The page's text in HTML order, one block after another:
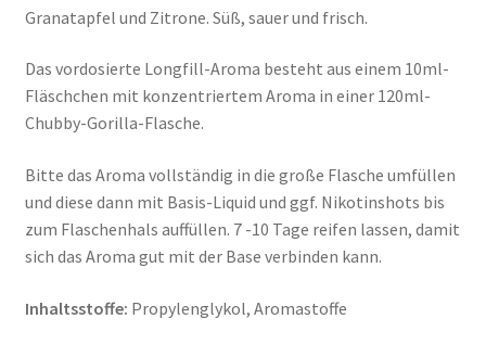
Granatapfel und Zitrone. Süß, sauer und frisch.
Das vordosierte Longfill-Aroma besteht aus einem 10ml-
Fläschchen mit konzentriertem Aroma in einer 120ml-
Chubby-Gorilla-Flasche.
Bitte das Aroma vollständig in die große Flasche umfüllen
und diese dann mit Basis-Liquid und ggf. Nikotinshots bis
zum Flaschenhals auffüllen. 7 -10 Tage reifen lassen, damit
sich das Aroma gut mit der Base verbinden kann.
Inhaltsstoffe: Propylenglykol, Aromastoffe